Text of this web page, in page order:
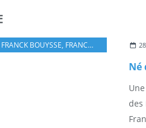
FRANCK BOUYSSE, FRANCE , LA
Né
des